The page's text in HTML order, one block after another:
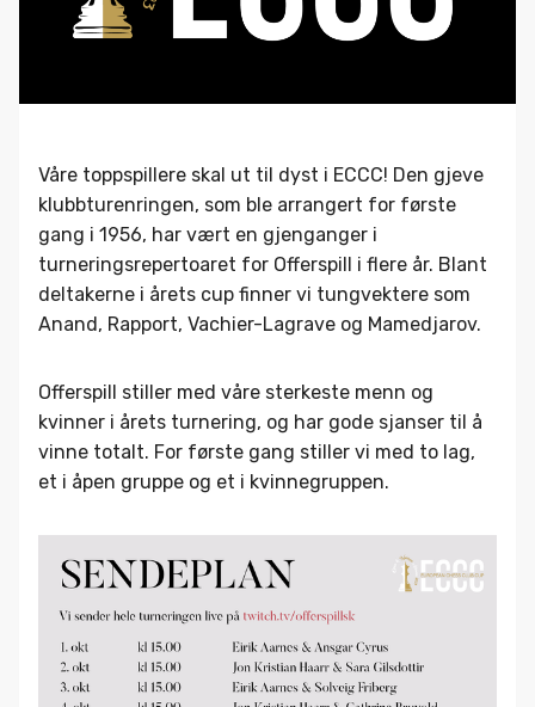
Våre toppspillere skal ut til dyst i ECCC! Den gjeve
klubbturenringen, som ble arrangert for første
gang i 1956, har vært en gjenganger i
turneringsrepertoaret for Offerspill i flere år. Blant
deltakerne i årets cup finner vi tungvektere som
Anand, Rapport, Vachier-Lagrave og Mamedjarov.
Offerspill stiller med våre sterkeste menn og
kvinner i årets turnering, og har gode sjanser til å
vinne totalt. For første gang stiller vi med to lag,
et i åpen gruppe og et i kvinnegruppen.